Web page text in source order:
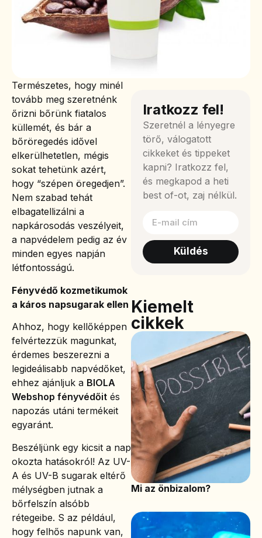
Természetes, hogy minél
tovább meg szeretnénk
őrizni bőrünk fiatalos
küllemét, és bár a
bőröregedés idővel
elkerülhetetlen, mégis
sokat tehetünk azért,
hogy “szépen öregedjen”.
Nem szabad tehát
elbagatellizálni a
napkárosodás veszélyeit,
a napvédelem pedig az év
minden egyes napján
létfontosságú.
Fényvédő kozmetikumok
a káros napsugarak ellen
Ahhoz, hogy kellőképpen
felvértezzük magunkat,
érdemes beszerezni a
legideálisabb napvédőket,
ehhez ajánljuk a BIOLA
Webshop fényvédőit és
napozás utáni termékeit
egyaránt.
Beszéljünk egy kicsit a nap
okozta hatásokról! Az UV-
A és UV-B sugarak eltérő
mélységben jutnak a
bőrfelszín alsóbb
rétegeibe. S az például,
hogy felhős napunk van,
Iratkozz fel!
Szeretnél a lényegre
törő, válogatott
cikkeket és tippeket
kapni? Iratkozz fel,
és megkapod a heti
best of-ot, zaj nélkül.
Küldés
Kiemelt
cikkek
Mi az önbizalom?